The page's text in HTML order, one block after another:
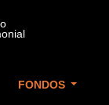
FONDOS